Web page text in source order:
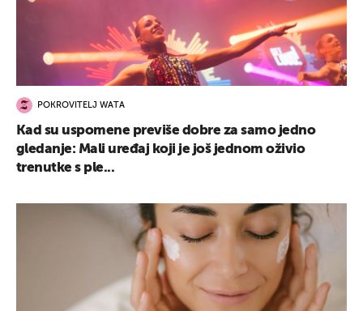
POKROVITELJ WATA
Kad su uspomene previše dobre za samo jedno
gledanje: Mali uređaj koji je još jednom oživio
trenutke s ple...